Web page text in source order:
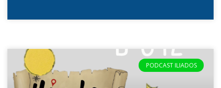
PODCAST ILIADOS